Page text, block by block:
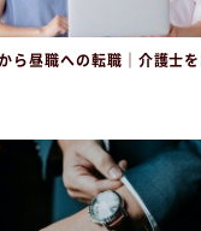
ら昼職への転職｜介護士